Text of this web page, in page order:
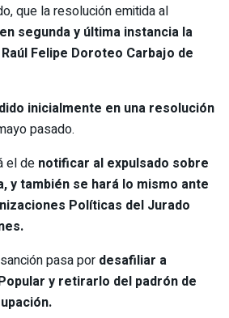
que la resolución emitida al
segunda y última instancia la
Felipe Doroteo Carbajo de
inicialmente en una resolución
pasado.
el de notificar al expulsado sobre
y también se hará lo mismo ante
Políticas del Jurado
pasa por desafiliar a
y retirarlo del padrón de